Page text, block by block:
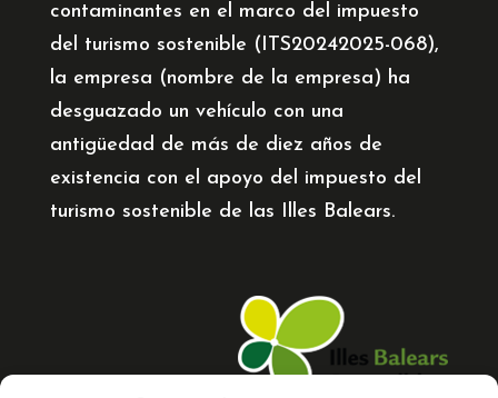
contaminantes en el marco del impuesto
del turismo sostenible (ITS20242025-068),
la empresa (nombre de la empresa) ha
desguazado un vehículo con una
antigüedad de más de diez años de
existencia con el apoyo del impuesto del
turismo sostenible de las Illes Balears.